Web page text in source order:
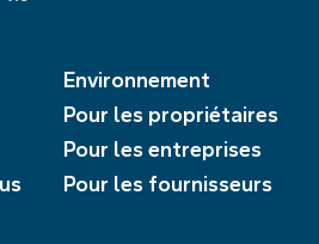
Environnement
Pour les propriétaires
Pour les entreprises
Pour les fournisseurs